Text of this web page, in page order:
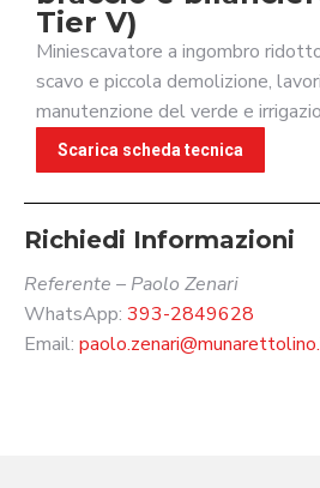
Tier V)
Miniescavatore a ingombro
scavo e piccola demolizione,
manutenzione del verde e
Scarica scheda tecnica
Richiedi Informazioni
Referente – Paolo Zenari
WhatsApp: 393-2849628
Email: